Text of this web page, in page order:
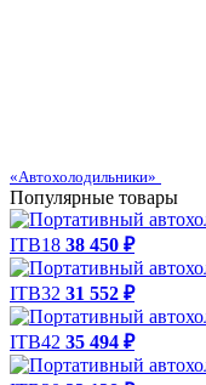
«Автохолодильники»
Популярные товары
ITB18 38 450 ₽
ITB32 31 552 ₽
ITB42 35 494 ₽